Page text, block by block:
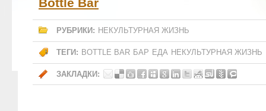
РУБРИКИ: НЕКУЛЬТУРНАЯ ЖИЗНЬ
ТЕГИ: BOTTLE BAR БАР ЕДА НЕКУЛЬТУРНАЯ ЖИЗНЬ
ЗАКЛАДКИ: